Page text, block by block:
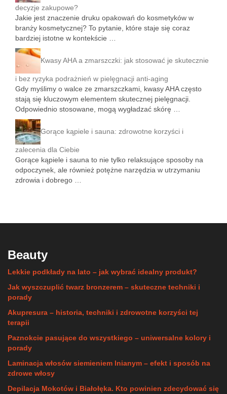
decyzje zakupowe?
Jakie jest znaczenie druku opakowań do kosmetyków w
branży kosmetycznej? To pytanie, które staje się coraz
bardziej istotne w kontekście …
Kwasy AHA a zmarszczki: jak stosować je skutecznie
i bez ryzyka podrażnień w pielęgnacji anti-aging
Gdy myślimy o walce ze zmarszczkami, kwasy AHA często
stają się kluczowym elementem skutecznej pielęgnacji.
Odpowiednio stosowane, mogą wygładzać skórę …
Gorące kąpiele i sauna: zdrowotne korzyści i
zalecenia dla Ciebie
Gorące kąpiele i sauna to nie tylko relaksujące sposoby na
odpoczynek, ale również potężne narzędzia w utrzymaniu
zdrowia i dobrego …
Beauty
Lekkie podkłady na lato – jak wybrać idealny produkt?
Jak wyszczuplić twarz bronzerem – skuteczne techniki i
porady
Akupresura – historia, techniki i zdrowotne korzyści tej
terapii
Paznokcie pasujące do wszystkiego – uniwersalne kolory i
porady
Laminacja włosów siemieniem lnianym – efekt i sposób na
zdrowe włosy
Depilacja Mokotów i Białołęka. Kto powinien zdecydować się